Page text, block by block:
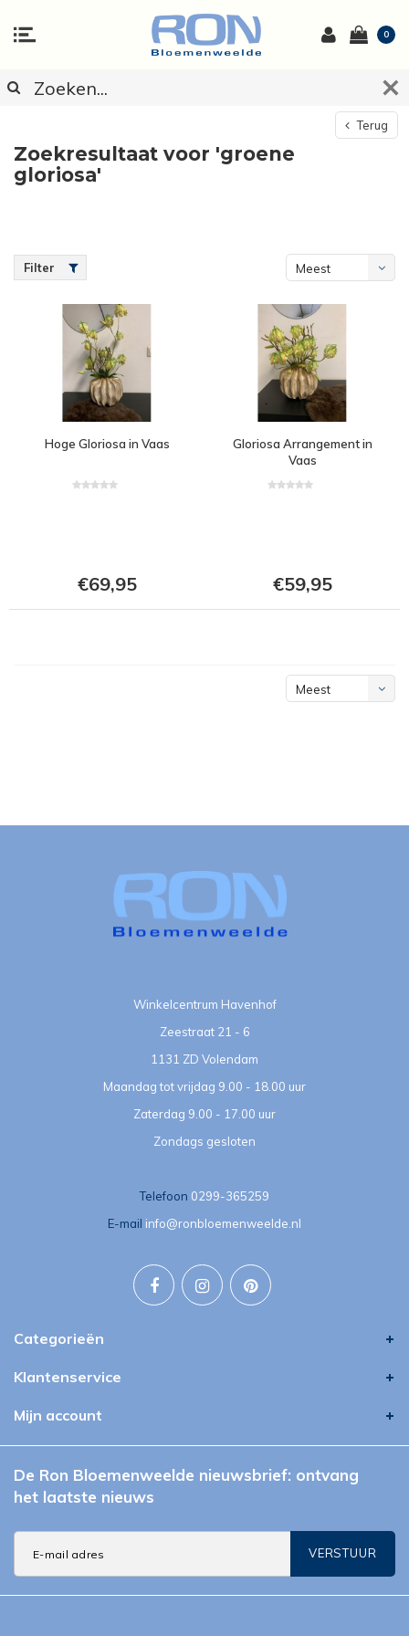
0
Terug
Zoekresultaat voor 'groene
gloriosa'
Filter
Meest
Hoge Gloriosa in Vaas
€69,95
Gloriosa Arrangement in
Vaas
€59,95
Meest
Winkelcentrum Havenhof
Zeestraat 21 - 6
1131 ZD Volendam
Maandag tot vrijdag 9.00 - 18.00 uur
Zaterdag 9.00 - 17.00 uur
Zondags gesloten
Telefoon 0299-365259
E-mail info@ronbloemenweelde.nl
Categorieën
Klantenservice
Mijn account
De Ron Bloemenweelde nieuwsbrief: ontvang
het laatste nieuws
VERSTUUR